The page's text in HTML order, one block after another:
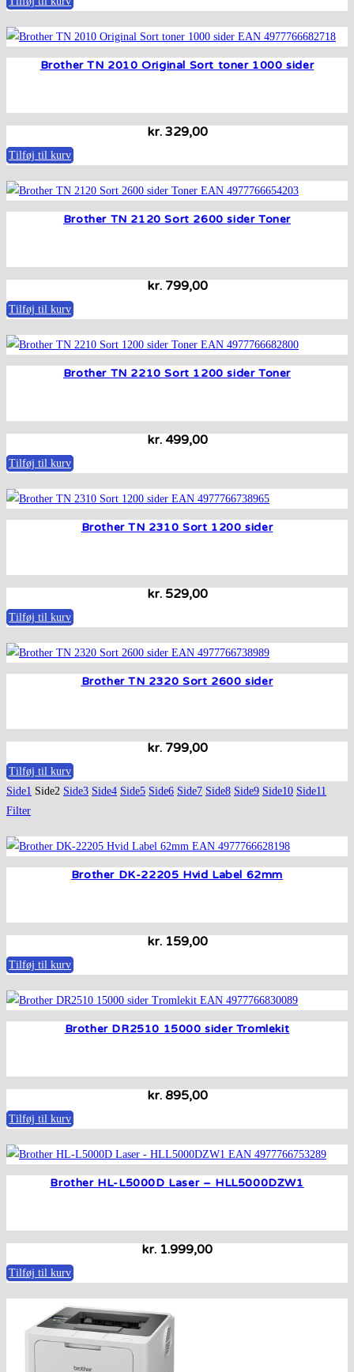
Brother TN 2010 Original Sort toner 1000 sider
kr.329,00
Tilføj til kurv
Brother TN 2120 Sort 2600 sider Toner
kr.799,00
Tilføj til kurv
Brother TN 2210 Sort 1200 sider Toner
kr.499,00
Tilføj til kurv
Brother TN 2310 Sort 1200 sider
kr.529,00
Tilføj til kurv
Brother TN 2320 Sort 2600 sider
kr.799,00
Tilføj til kurv
Side1 Side2 Side3 Side4 Side5 Side6 Side7 Side8 Side9 Side10 Side11
Filter
Brother DK-22205 Hvid Label 62mm
kr.159,00
Tilføj til kurv
Brother DR2510 15000 sider Tromlekit
kr.895,00
Tilføj til kurv
Brother HL-L5000D Laser – HLL5000DZW1
kr. 1.999,00
Tilføj til kurv